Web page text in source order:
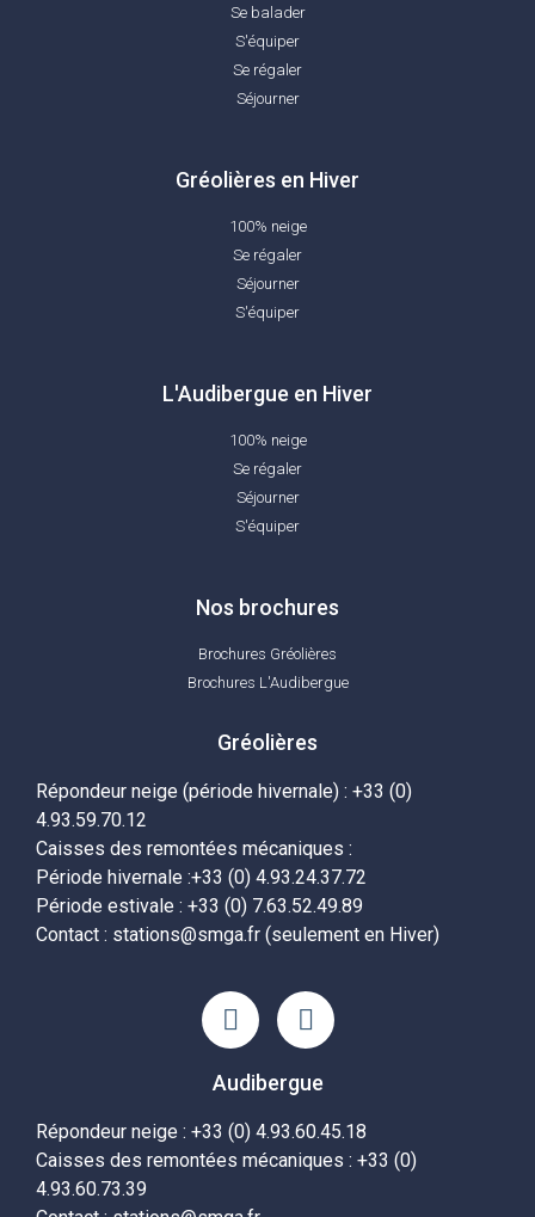
Se balader
S'équiper
Se régaler
Séjourner
Gréolières en Hiver
100% neige
Se régaler
Séjourner
S'équiper
L'Audibergue en Hiver
100% neige
Se régaler
Séjourner
S'équiper
Nos brochures
Brochures Gréolières
Brochures L'Audibergue
Gréolières
Répondeur neige (période hivernale) : +33 (0)
4.93.59.70.12
Caisses des remontées mécaniques :
Période hivernale :+33 (0) 4.93.24.37.72
Période estivale : +33 (0) 7.63.52.49.89
Contact : stations@smga.fr (seulement en Hiver)
Audibergue
Répondeur neige : +33 (0) 4.93.60.45.18
Caisses des remontées mécaniques : +33 (0)
4.93.60.73.39